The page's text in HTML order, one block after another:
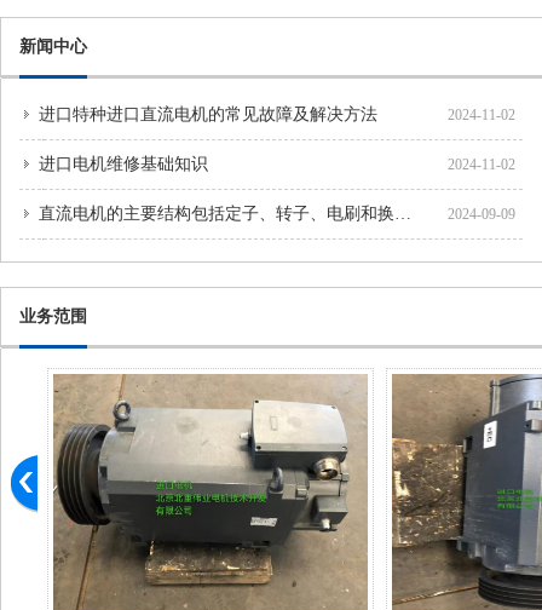
新闻中心
进口特种进口直流电机的常见故障及解决方法 2024-11-02
进口电机维修基础知识 2024-11-02
直流电机的主要结构包括定子、转子、电刷和换向器 2024-09-09
业务范围